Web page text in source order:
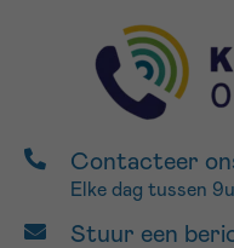
Contacteer
Elke dag tussen
Stuur een